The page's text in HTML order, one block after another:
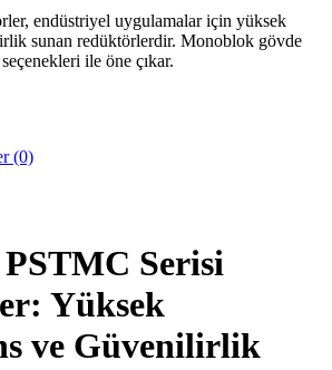
endüstriyel uygulamalar için yüksek
sunan redüktörlerdir. Monoblok gövde
ile öne çıkar.
(0)
Serisi
Yüksek
ve Güvenilirlik